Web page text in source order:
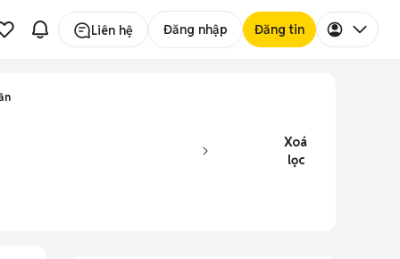
Liên hệ Đăng nhập Đăng tin
Xoá
lọc